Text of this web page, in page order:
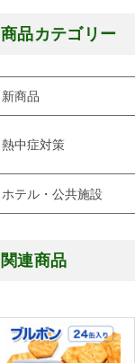
商品カテゴリー
新商品
熱中症対策
ホテル・公共施設
関連商品